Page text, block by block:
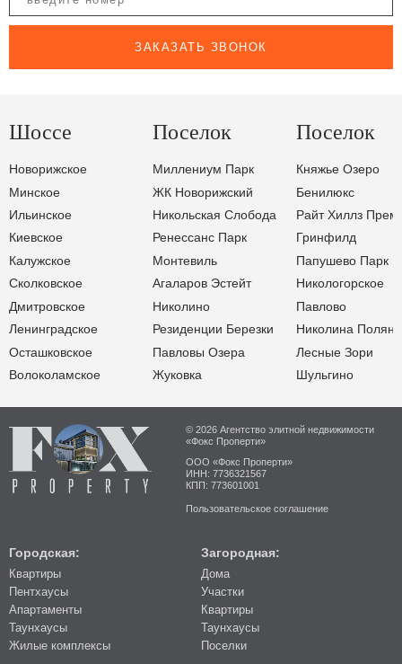
ЗАКАЗАТЬ ЗВОНОК
Шоссе
Новорижское
Минское
Ильинское
Киевское
Калужское
Сколковское
Дмитровское
Ленинградское
Осташковское
Волоколамское
Поселок
Миллениум Парк
ЖК Новорижский
Никольская Слобода
Ренессанс Парк
Монтевиль
Агаларов Эстейт
Николино
Резиденции Березки
Павловы Озера
Жуковка
Поселок
Княжье Озеро
Бенилюкс
Райт Хиллз
Гринфилд
Папушево Парк
Никологорское
Павлово
Николина Поляна
Лесные Зори
Шульгино
© 2026 Агентство элитной недвижимости
«Фокс Проперти»
ООО «Фокс Проперти»
ИНН: 7736321567
КПП: 773601001
Пользовательское соглашение
Городская:
Квартиры
Пентхаусы
Апартаменты
Таунхаусы
Жилые комплексы
Загородная:
Дома
Участки
Квартиры
Таунхаусы
Поселки